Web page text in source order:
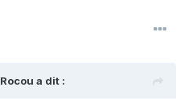
Rocou a dit :